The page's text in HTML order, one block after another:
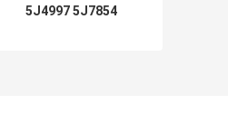
5J4997 5J7854